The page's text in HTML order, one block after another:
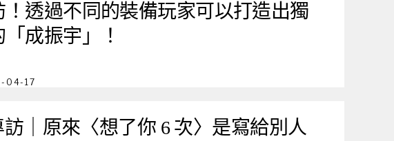
！透過不同的裝備玩家可以打造出獨
成振宇」！
04-17
訪｜原來〈想了你 6 次〉是寫給別人